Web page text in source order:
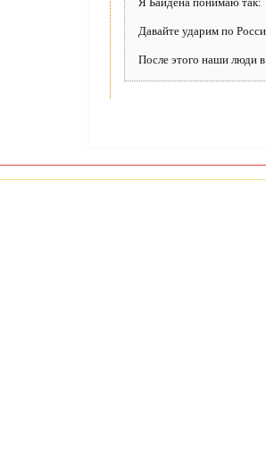
Давайте ударим по
После этого наши люди